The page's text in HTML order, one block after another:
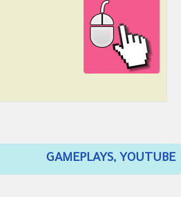
GAMEPLAYS, YOUTUBE